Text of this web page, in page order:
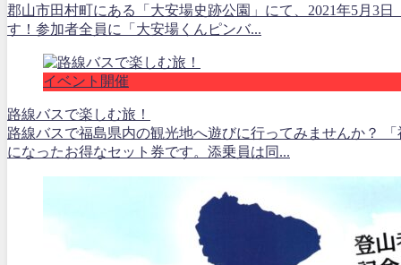
郡山市田村町にある「大安場史跡公園」にて、2021年5月3
す！参加者全員に「大安場くんピンバ...
イベント開催
路線バスで楽しむ旅！
路線バスで福島県内の観光地へ遊びに行ってみませんか？
になったお得なセット券です。添乗員は同...